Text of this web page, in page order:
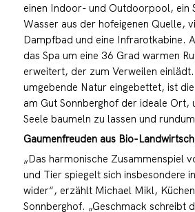
einen Indoor- und Outdoorpool, ein
Wasser aus der hofeigenen Quelle,
Dampfbad und eine Infrarotkabine.
das Spa um eine 36 Grad warmen
erweitert, der zum Verweilen
umgebende Natur eingebettet, ist
am Gut Sonnberghof der ideale Ort,
Seele baumeln zu lassen und
Gaumenfreuden aus Bio-
„Das harmonische Zusammenspiel
und Tier spiegelt sich insbesondere
wider“, erzählt Michael Mikl,
Sonnberghof. „Geschmack schreibt